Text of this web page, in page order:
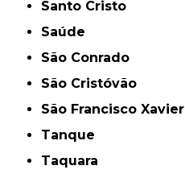
Santo Cristo
Saúde
São Conrado
São Cristóvão
São Francisco Xavier
Tanque
Taquara